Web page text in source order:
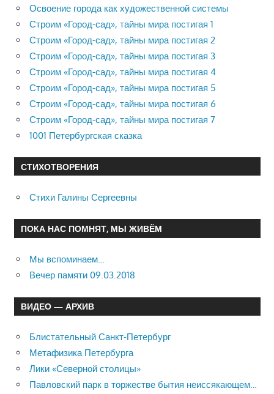
Освоение города как художественной системы
Строим «Город-сад», тайны мира постигая 1
Строим «Город-сад», тайны мира постигая 2
Строим «Город-сад», тайны мира постигая 3
Строим «Город-сад», тайны мира постигая 4
Строим «Город-сад», тайны мира постигая 5
Строим «Город-сад», тайны мира постигая 6
Строим «Город-сад», тайны мира постигая 7
1001 Петербургская сказка
СТИХОТВОРЕНИЯ
Стихи Галины Сергеевны
ПОКА НАС ПОМНЯТ, МЫ ЖИВЁМ
Мы вспоминаем…
Вечер памяти 09.03.2018
ВИДЕО — АРХИВ
Блистательный Санкт-Петербург
Метафизика Петербурга
Лики «Северной столицы»
Павловский парк в торжестве бытия неиссякающем…